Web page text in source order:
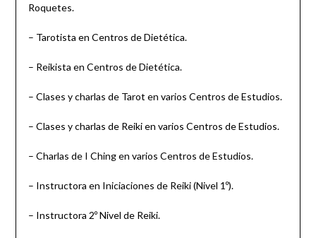
Roquetes.
– Tarotista en Centros de Dietética.
– Reikista en Centros de Dietética.
– Clases y charlas de Tarot en varios Centros de Estudios.
– Clases y charlas de Reiki en varios Centros de Estudios.
– Charlas de I Ching en varios Centros de Estudios.
– Instructora en Iniciaciones de Reiki (Nivel 1º).
– Instructora 2º Nivel de Reiki.